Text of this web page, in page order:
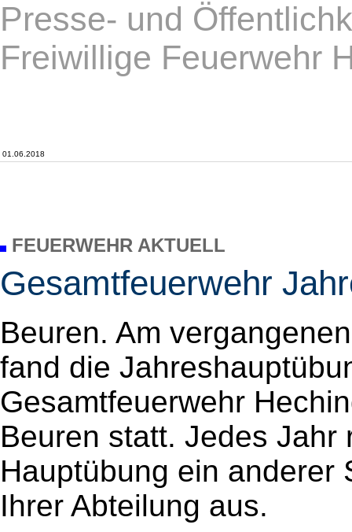
Presse- und
Freiwillige Feuerwehr
01.06.2018
FEUERWEHR AKTUELL
Gesamtfeuerwehr
Beuren. Am
fand die
Gesamtfeuerwehr
Beuren statt. Jedes Jahr
Hauptübung ein anderer
Ihrer Abteilung aus.